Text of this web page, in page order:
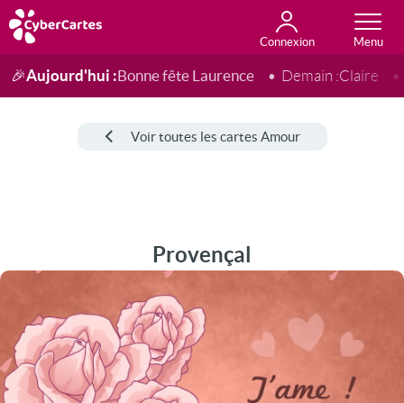
Connexion
Anniversaire
Fête du jour
Amour
Amitié
Merci
Toutes les cartes
🎉Aujourd'hui :Bonne fête Laurence Demain :Claire
Voir toutes les cartes Amour
Provençal